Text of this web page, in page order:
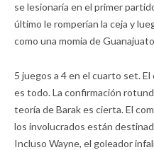
se lesionaría en el primer
último le romperían la ceja y
como una momia de
5 juegos a 4 en el cuarto set.
es todo. La confirmación
teoría de Barak es cierta. El
los involucrados están
Incluso Wayne, el goleador